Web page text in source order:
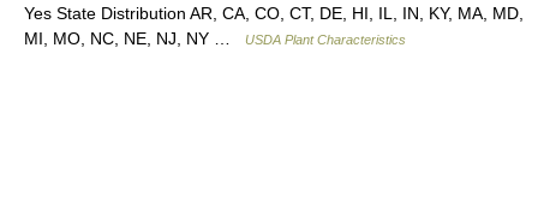
Yes State Distribution AR, CA, CO, CT, DE, HI, IL, IN, KY, MA, MD,
MI, MO, NC, NE, NJ, NY …
USDA Plant Characteristics